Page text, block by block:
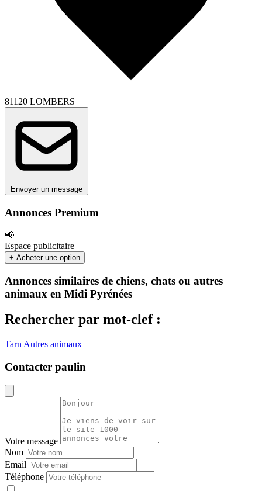
Annonces Premium
📢
Espace publicitaire
+ Acheter une option
81120 LOMBERS
Envoyer un message
Annonces similaires de chiens, chats ou autres
animaux en Midi Pyrénées
Rechercher par mot-clef :
Tarn Autres animaux
Contacter paulin
Votre message
Nom
Email
Téléphone